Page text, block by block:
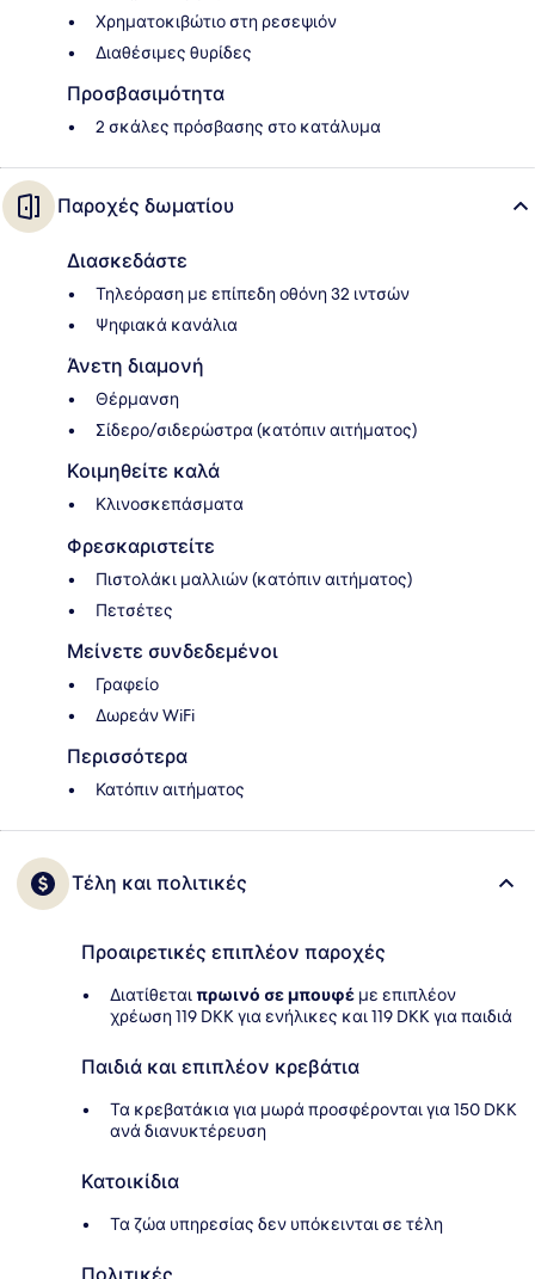
Χρηματοκιβώτιο στη ρεσεψιόν
Διαθέσιμες θυρίδες
Προσβασιμότητα
2 σκάλες πρόσβασης στο κατάλυμα
Παροχές δωματίου
Διασκεδάστε
Τηλεόραση με επίπεδη οθόνη 32 ιντσών
Ψηφιακά κανάλια
Άνετη διαμονή
Θέρμανση
Σίδερο/σιδερώστρα (κατόπιν αιτήματος)
Κοιμηθείτε καλά
Κλινοσκεπάσματα
Φρεσκαριστείτε
Πιστολάκι μαλλιών (κατόπιν αιτήματος)
Πετσέτες
Μείνετε συνδεδεμένοι
Γραφείο
Δωρεάν WiFi
Περισσότερα
Κατόπιν αιτήματος
Τέλη και πολιτικές
Προαιρετικές επιπλέον παροχές
Διατίθεταιπρωινό σε μπουφέ με επιπλέον
χρέωση 119 DKK για ενήλικες και 119 DKK για παιδιά
Παιδιά και επιπλέον κρεβάτια
Τα κρεβατάκια για μωρά προσφέρονται για 150 DKK
ανά διανυκτέρευση
Κατοικίδια
Τα ζώα υπηρεσίας δεν υπόκεινται σε τέλη